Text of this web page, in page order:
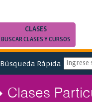
CLASES
BUSCAR CLASES Y CURSOS
Búsqueda Rápida
Clases